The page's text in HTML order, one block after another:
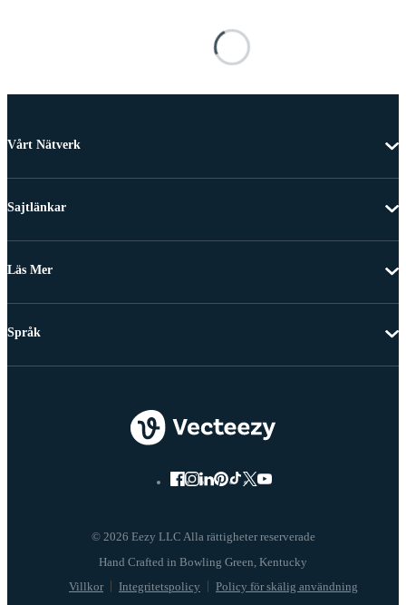
Vårt Nätverk
Sajtlänkar
Läs Mer
© 2026 Eezy LLC Alla rättigheter reserverade
Villkor Integritetspolicy Policy för skälig användning
Språk